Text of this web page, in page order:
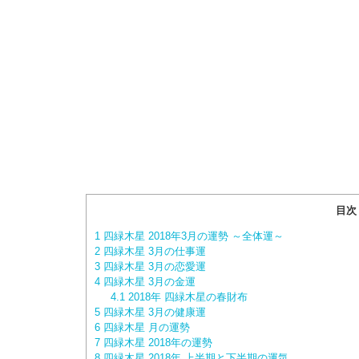
目次
1 四緑木星 2018年3月の運勢 ～全体運～
2 四緑木星 3月の仕事運
3 四緑木星 3月の恋愛運
4 四緑木星 3月の金運
4.1 2018年 四緑木星の春財布
5 四緑木星 3月の健康運
6 四緑木星 月の運勢
7 四緑木星 2018年の運勢